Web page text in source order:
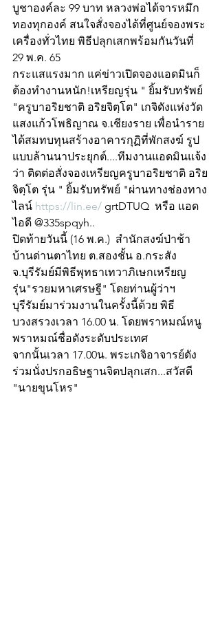
บูชาองค์ละ 99 บาท หลวงพ่อได้จารหมึก
ทองทุกองค์ สนใจสั่งจองได้ที่ศูนย์จองพระ
เครื่องทั่วไทย พิธีปลุกเสกพร้อมกันวันที่
29 พ.ค. 65
กระแสแรงมาก แค่ข่าวเปิดจองแอดมินก็
ต้องทำงานหนัก!เหรียญรุ่น " ยิ้มรับทรัพย์
"ครูบาอริยชาติ อริยจิตฺโต" เกจิดังแห่งวัด
แสงแก้วโพธิญาณ จ.เชียงราย เพื่อนำราย
ได้สมทบทุนสร้างอาคารกุฏิที่พักสงฆ์ รูป
แบบล้านนาประยุกต์....ทีมงานแอดมินแจ้ง
ว่า ติดต่อสั่งจองเหรียญครูบาอริยชาติ อริย
จิตฺโต รุ่น " ยิ้มรับทรัพย์ "ผ่านทางช่องทาง
ไลน์ https://lin.ee/ grtDTUQ  หรือ แอด
ไอดี @335spqyh..
ปิดท้ายวันนี้ (16 พ.ค.)  สำนักสงฆ์ป่าช้า
บ้านด่านตาไทย ต.สองชั้น อ.กระสัง
จ.บุรีรัมย์มีพิธีพุทธาเทวาภิเษกเหรียญ
รุ่น"รวยมหาเศรษฐี" โดยท่านผู้ว่าฯ
บุรีรัมย์มาร่วมงานในครั้งนี้ด้วย พิธี
บวงสรวงเวลา 16.00 น. โดยพราหมณ์หนู
พราหมณ์ชื่อดังระดับประเทศ
จากนั้นเวลา 17.00น. พระเกจิอาจารย์ดัง
ร่วมนั่งปรกอธิษฐานจิตปลุกเสก...สวัสดี
"นายขุนโหร"